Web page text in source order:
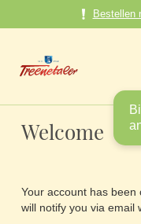
Bestellen
Welcome
Your account has
will notify you via email